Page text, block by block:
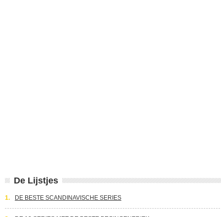
De Lijstjes
1. DE BESTE SCANDINAVISCHE SERIES